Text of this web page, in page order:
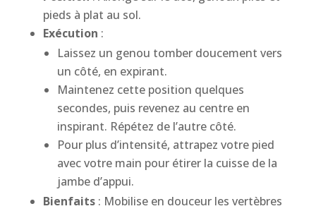
pieds à plat au sol.
Exécution :
Laissez un genou tomber doucement vers
un côté, en expirant.
Maintenez cette position quelques
secondes, puis revenez au centre en
inspirant. Répétez de l’autre côté.
Pour plus d’intensité, attrapez votre pied
avec votre main pour étirer la cuisse de la
jambe d’appui.
Bienfaits: Mobilise en douceur les vertèbres